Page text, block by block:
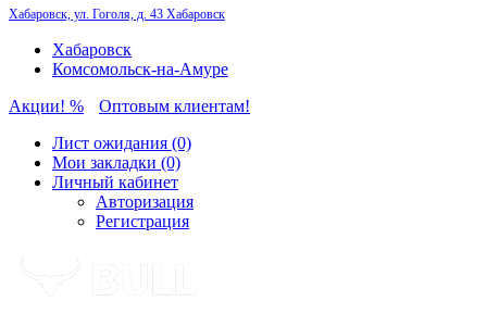
Хабаровск, ул. Гоголя, д. 43 Хабаровск
Хабаровск
Комсомольск-на-Амуре
Акции! %
Оптовым клиентам!
Лист ожидания (0)
Мои закладки (0)
Личный кабинет
Авторизация
Регистрация